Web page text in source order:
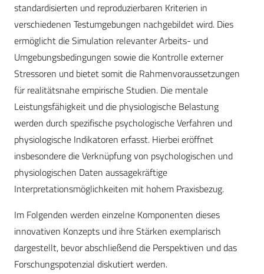
standardisierten und reproduzierbaren Kriterien in
verschiedenen Testumgebungen nachgebildet wird. Dies
ermöglicht die Simulation relevanter Arbeits- und
Umgebungsbedingungen sowie die Kontrolle externer
Stressoren und bietet somit die Rahmenvoraussetzungen
für realitätsnahe empirische Studien. Die mentale
Leistungsfähigkeit und die physiologische Belastung
werden durch spezifische psychologische Verfahren und
physiologische Indikatoren erfasst. Hierbei eröffnet
insbesondere die Verknüpfung von psychologischen und
physiologischen Daten aussagekräftige
Interpretationsmöglichkeiten mit hohem Praxisbezug.
Im Folgenden werden einzelne Komponenten dieses
innovativen Konzepts und ihre Stärken exemplarisch
dargestellt, bevor abschließend die Perspektiven und das
Forschungspotenzial diskutiert werden.